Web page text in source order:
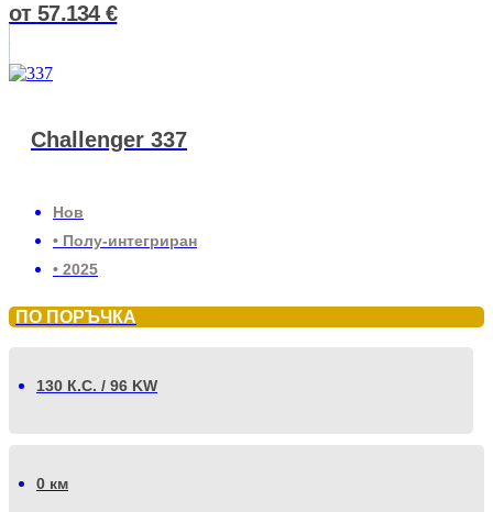
от 57.134€
Challenger 337
Нов
• Полу-интегриран
• 2025
ПО ПОРЪЧКА
130 К.С. / 96 KW
0 км